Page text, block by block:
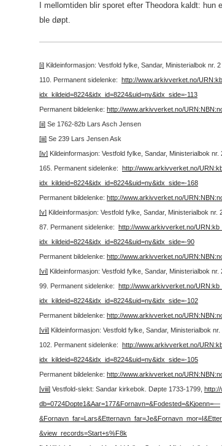
I mellomtiden blir sporet efter Theodora kaldt:
ble døpt.
[i]Kildeinformasjon: Vestfold fylke, Sandar, Ministerialbok nr.
110. Permanent sidelenke: http://www.arkivverket.no/
idx_kildeid=8224&idx_id=8224&uid=ny&idx_side=-113
Permanent bildelenke: http://www.arkivverket.no/
[ii]Se 1762-82b Lars Asch Jensen
[iii]Se 239 Lars Jensen Ask
[iv]Kildeinformasjon: Vestfold fylke, Sandar, Ministerialbok
165. Permanent sidelenke: http://www.arkivverket.no/
idx_kildeid=8224&idx_id=8224&uid=ny&idx_side=-168
Permanent bildelenke: http://www.arkivverket.no/
[v]Kildeinformasjon: Vestfold fylke, Sandar, Ministerialbok
87. Permanent sidelenke: http://www.arkivverket.no/
idx_kildeid=8224&idx_id=8224&uid=ny&idx_side=-90
Permanent bildelenke: http://www.arkivverket.no/
[vi]Kildeinformasjon: Vestfold fylke, Sandar, Ministerialbok
99. Permanent sidelenke: http://www.arkivverket.no/
idx_kildeid=8224&idx_id=8224&uid=ny&idx_side=-102
Permanent bildelenke: http://www.arkivverket.no/
[vii]Kildeinformasjon: Vestfold fylke, Sandar, Ministerialbok
102. Permanent sidelenke: http://www.arkivverket.no/
idx_kildeid=8224&idx_id=8224&uid=ny&idx_side=-105
Permanent bildelenke: http://www.arkivverket.no/
[viii]Vestfold-slekt: Sandar kirkebok. Døpte 1733-1799,
db=0724Dopte1&Aar=177&Fornavn=&Fodested=&Kjoenn=—
&view_records=Start+s%F8k